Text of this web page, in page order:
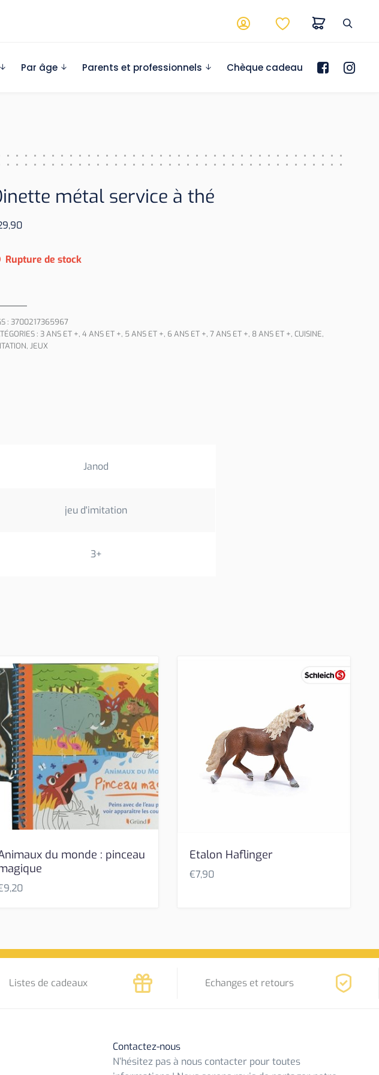
Par âge Parents et professionnels Chèque cadeau
métal service à thé
Rupture de stock
: 3700217365967
: 3 ANS ET +, 4 ANS ET +, 5 ANS ET +, 6 ANS ET +, 7 ANS ET +, 8 ANS ET +, CUISINE,
, JEUX
Janod
jeu d'imitation
3+
du monde : pinceau
9,20
Etalon Haflinger
€7,90
Listes de cadeaux Echanges et retours
Contactez-nous
N’hésitez pas à nous contacter pour toutes